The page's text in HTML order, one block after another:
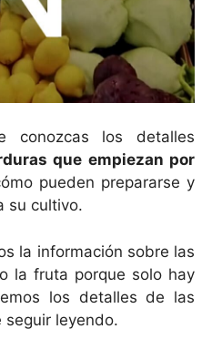
conozcas los detalles
que empiezan por
pueden prepararse y
su cultivo.
la información sobre las
la fruta porque solo hay
los detalles de las
leyendo.